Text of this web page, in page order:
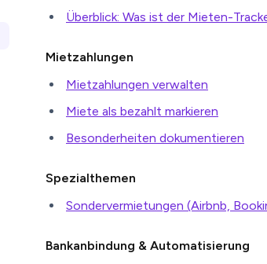
Überblick: Was ist der Mieten-
Mietzahlungen
Mietzahlungen verwalten
Miete als bezahlt markieren
Besonderheiten dokumentieren
Spezialthemen
Sondervermietungen (Airbnb,
Bankanbindung & Automatisierung